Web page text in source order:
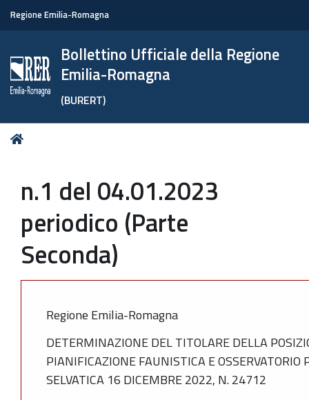
Regione Emilia-Romagna
Bollettino Ufficiale della Regione
Emilia-Romagna
(BURERT)
Tu
n.1 del 04.01.2023
periodico (Parte
Seconda)
Regione Emilia-Romagna
DETERMINAZIONE DEL TITOLARE DELLA
PIANIFICAZIONE FAUNISTICA E
SELVATICA 16 DICEMBRE 2022, N. 24712